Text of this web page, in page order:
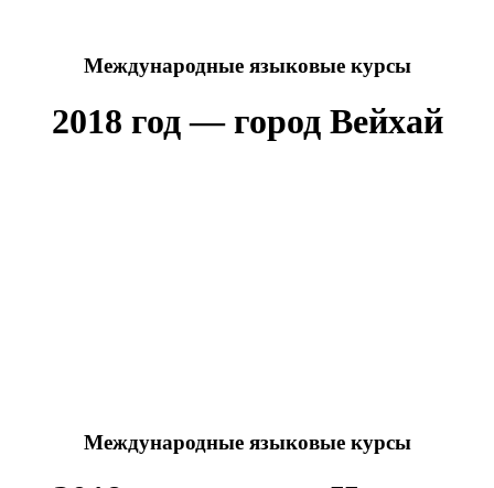
Международные языковые курсы
2018 год — город Вейхай
Международные языковые курсы